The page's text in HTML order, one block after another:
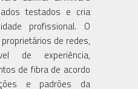
testados e cria
profissional. O
de redes,
de experiência,
de fibra de acordo
e padrões da